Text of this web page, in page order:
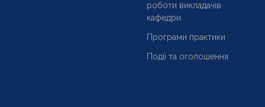
роботи викладачів
кафедри
Програми практики
Події та оголошення